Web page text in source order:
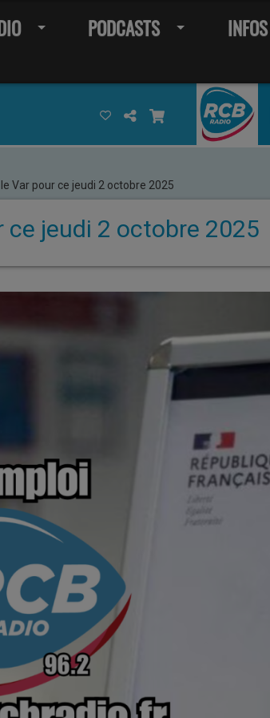
PODCASTS INFOS
Var pour ce jeudi 2 octobre 2025
ce jeudi 2 octobre 2025